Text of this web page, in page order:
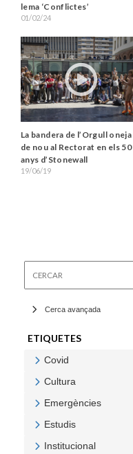
lema ‘Conflictes’
01/02/24
La bandera de l’Orgull oneja
de nou al Rectorat en els 50
anys d’Stonewall
19/06/19
Cerca avançada
ETIQUETES
Covid
Cultura
Emergències
Estudis
Institucional